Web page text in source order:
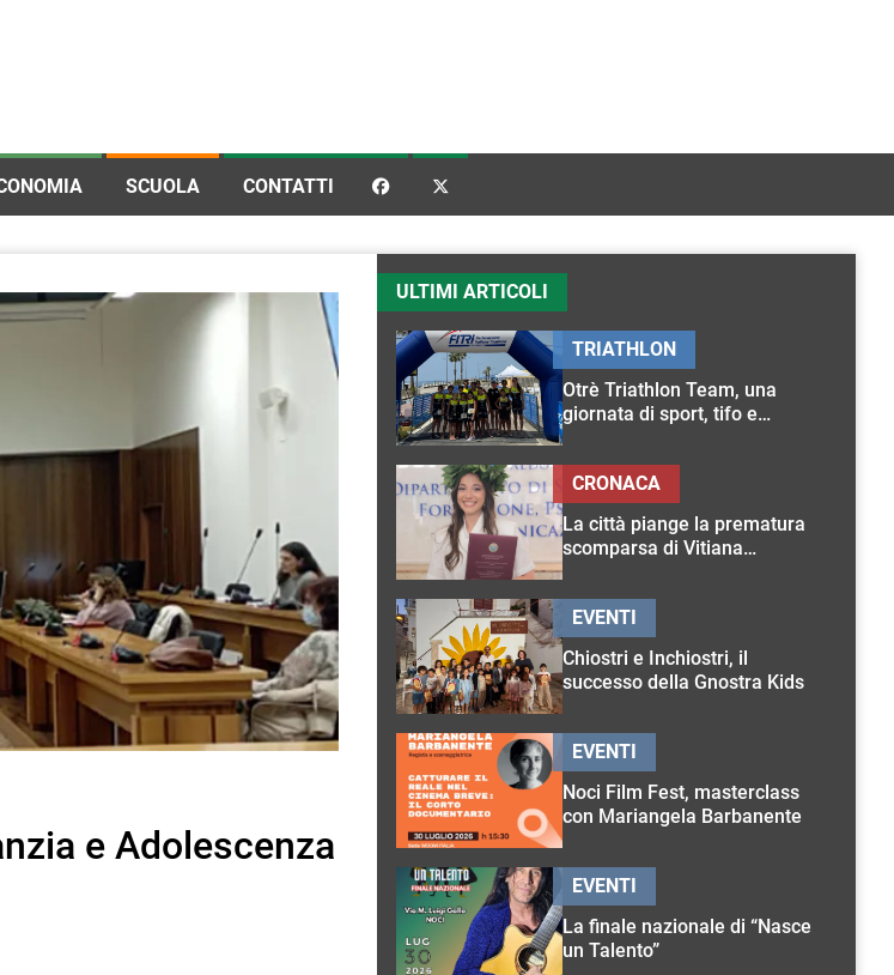
SCUOLA CONTATTI  
e Adolescenza
ULTIMI ARTICOLI
Otrè Triathlon Team, una
giornata di sport, tifo e
TRIATHLON
La città piange la prematura
scomparsa di Vitiana
CRONACA
Chiostri e Inchiostri, il
successo della Gnostra Kids
EVENTI
Noci Film Fest, masterclass
con Mariangela Barbanente
EVENTI
La finale nazionale di “Nasce
un Talento”
EVENTI